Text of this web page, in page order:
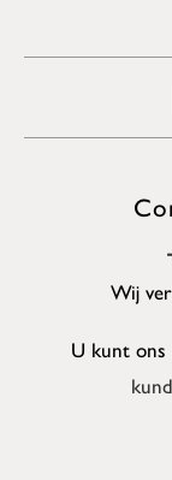
Wij
U kunt ons